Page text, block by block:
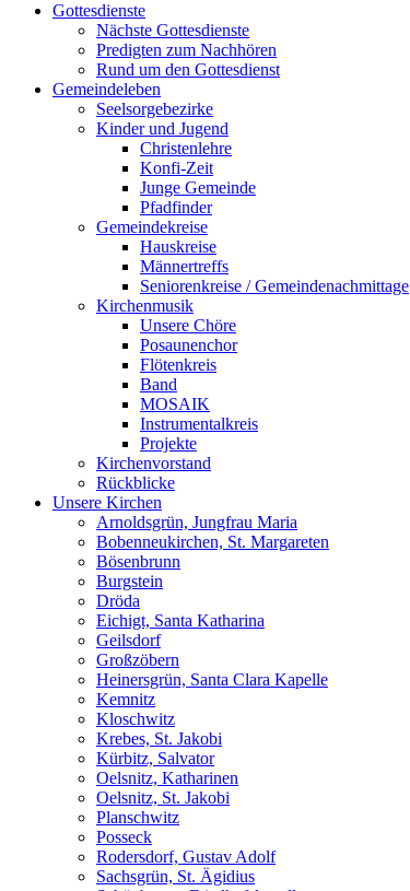
Gottesdienste
Nächste Gottesdienste
Predigten zum Nachhören
Rund um den Gottesdienst
Gemeindeleben
Seelsorgebezirke
Kinder und Jugend
Christenlehre
Konfi-Zeit
Junge Gemeinde
Pfadfinder
Gemeindekreise
Hauskreise
Männertreffs
Seniorenkreise / Gemeindenachmittage
Kirchenmusik
Unsere Chöre
Posaunenchor
Flötenkreis
Band
MOSAIK
Instrumentalkreis
Projekte
Kirchenvorstand
Rückblicke
Unsere Kirchen
Arnoldsgrün, Jungfrau Maria
Bobenneukirchen, St. Margareten
Bösenbrunn
Burgstein
Dröda
Eichigt, Santa Katharina
Geilsdorf
Großzöbern
Heinersgrün, Santa Clara Kapelle
Kemnitz
Kloschwitz
Krebes, St. Jakobi
Kürbitz, Salvator
Oelsnitz, Katharinen
Oelsnitz, St. Jakobi
Planschwitz
Posseck
Rodersdorf, Gustav Adolf
Sachsgrün, St. Ägidius